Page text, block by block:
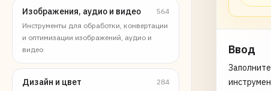
Изображения, аудио и видео
564
Инструменты для обработки, конвертации
и оптимизации изображений, аудио и
видео
Дизайн и цвет
284
Ввод